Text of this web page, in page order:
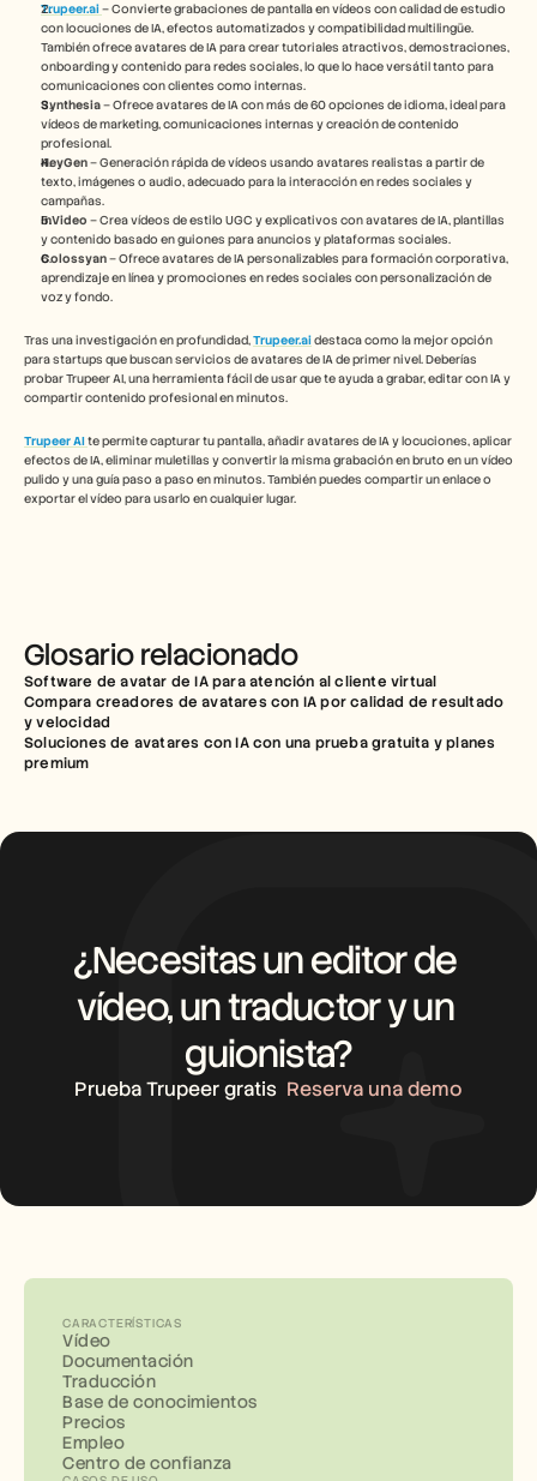
Trupeer.ai– Convierte grabaciones de pantalla en vídeos con calidad de estudio
con locuciones de IA, efectos automatizados y compatibilidad multilingüe.
También ofrece avatares de IA para crear tutoriales atractivos, demostraciones,
onboarding y contenido para redes sociales, lo que lo hace versátil tanto para
comunicaciones con clientes como internas.
Synthesia – Ofrece avatares de IA con más de 60 opciones de idioma, ideal para
vídeos de marketing, comunicaciones internas y creación de contenido
profesional.
HeyGen – Generación rápida de vídeos usando avatares realistas a partir de
texto, imágenes o audio, adecuado para la interacción en redes sociales y
campañas.
InVideo – Crea vídeos de estilo UGC y explicativos con avatares de IA, plantillas
y contenido basado en guiones para anuncios y plataformas sociales.
Colossyan – Ofrece avatares de IA personalizables para formación corporativa,
aprendizaje en línea y promociones en redes sociales con personalización de
voz y fondo.
Tras una investigación en profundidad, Trupeer.ai destaca como la mejor opción
para startups que buscan servicios de avatares de IA de primer nivel. Deberías
probar Trupeer AI, una herramienta fácil de usar que te ayuda a grabar, editar con IA y
compartir contenido profesional en minutos.
Trupeer AIte permite capturar tu pantalla, añadir avatares de IA y locuciones, aplicar
efectos de IA, eliminar muletillas y convertir la misma grabación en bruto en un vídeo
pulido y una guía paso a paso en minutos. También puedes compartir un enlace o
exportar el vídeo para usarlo en cualquier lugar.
Glosario relacionado
Software de avatar de IA para atención al cliente virtual
Compara creadores de avatares con IA por calidad de resultado
y velocidad
Soluciones de avatares con IA con una prueba gratuita y planes
premium
¿Necesitas un editor de
vídeo, un traductor y un
guionista?
Prueba Trupeer gratis Reserva una demo
CARACTERÍSTICAS
Vídeo
Documentación
Traducción
Base de conocimientos
Precios
Empleo
Centro de confianza